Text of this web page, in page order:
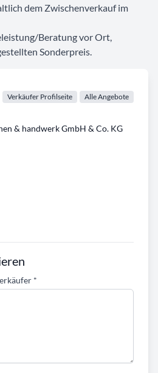
Verkäufer Profilseite Alle Angebote
& handwerk GmbH & Co. KG
*
dem Zwischenverkauf im
Beratung vor Ort,
Sonderpreis.